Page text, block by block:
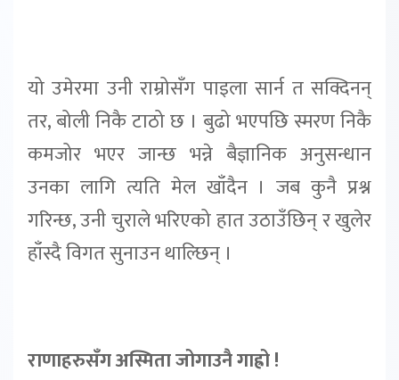
यो उमेरमा उनी राम्रोसँग पाइला सार्न त सक्दिनन्
तर, बोली निकै टाठो छ । बुढो भएपछि स्मरण निकै
कमजोर भएर जान्छ भन्ने बैज्ञानिक अनुसन्धान
उनका लागि त्यति मेल खाँदैन । जब कुनै प्रश्न
गरिन्छ, उनी चुराले भरिएको हात उठाउँछिन् र खुलेर
हाँस्दै विगत सुनाउन थाल्छिन् ।
राणाहरुसँग अस्मिता जोगाउनै गाह्रो !